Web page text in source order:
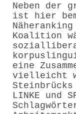
Neben der
ist hier
Koalition
eine
vielleicht
LINKE und